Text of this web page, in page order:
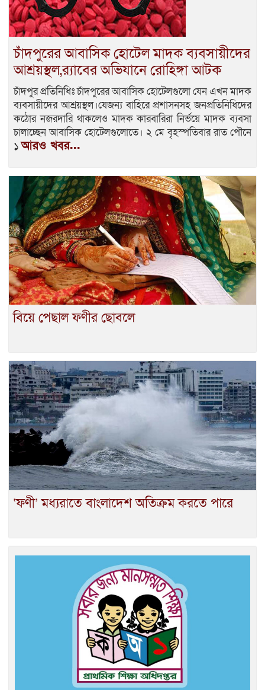
চাঁদপুরের আবাসিক হোটেল মাদক ব্যবসায়ীদের
আশ্রয়স্থল,র‍্যাবের অভিযানে রোহিঙ্গা আটক
চাঁদপুর প্রতিনিধিঃ চাঁদপুরের আবাসিক হোটেলগুলো যেন এখন মাদক
ব্যবসায়ীদের আশ্রয়স্থল।যেজন্য বাহিরে প্রশাসনসহ জনপ্রতিনিধিদের
কঠোর নজরদারি থাকলেও মাদক কারবারিরা নির্ভয়ে মাদক ব্যবসা
চালাচ্ছেন আবাসিক হোটেলগুলোতে। ২ মে বৃহস্পতিবার রাত পৌনে
১আরও খবর...
বিয়ে পেছাল ফণীর ছোবলে
‘ফণী’ মধ্যরাতে বাংলাদেশ অতিক্রম করতে পারে